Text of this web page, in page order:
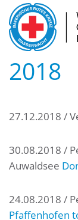
Skip to
2018
27.12.2018 /
30.08.2018 /
Auwaldsee
24.08.2018 /
Pfaffenhofen